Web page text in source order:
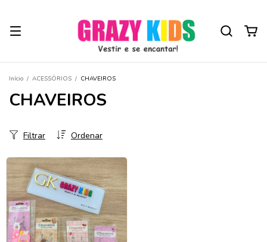
Início / ACESSÓRIOS / CHAVEIROS
CHAVEIROS
Ordenar
Filtrar